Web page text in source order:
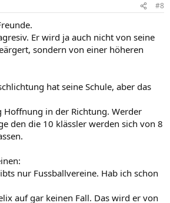
#8
Er wird ja auch nicht von seine
sondern von einer höheren
hat seine Schule, aber das
Hoffnung in der Richtung. Werder
den die 10 klässler werden sich von 8
nur Fussballvereine. Hab ich schon
auf gar keinen Fall. Das wird er von